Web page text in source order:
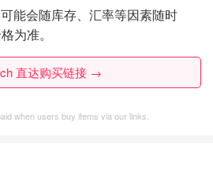
能会随库存、汇率等因素随时
为准。
直达购买链接 →
when users buy items via our links.